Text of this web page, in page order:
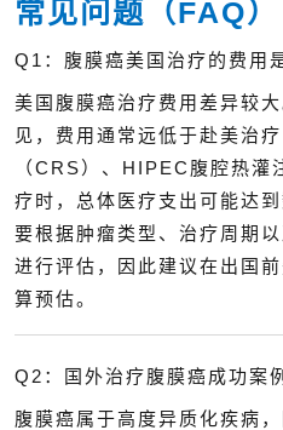
常见问题（FAQ）
Q1：腹膜癌美国治疗的费用
美国腹膜癌治疗费用差异较
见，费用通常远低于赴美治
（CRS）、HIPEC腹腔热灌
疗时，总体医疗支出可能达
要根据肿瘤类型、治疗周期
进行评估，因此建议在出国
算预估。
Q2：国外治疗腹膜癌成功案
腹膜癌属于高度异质化疾病